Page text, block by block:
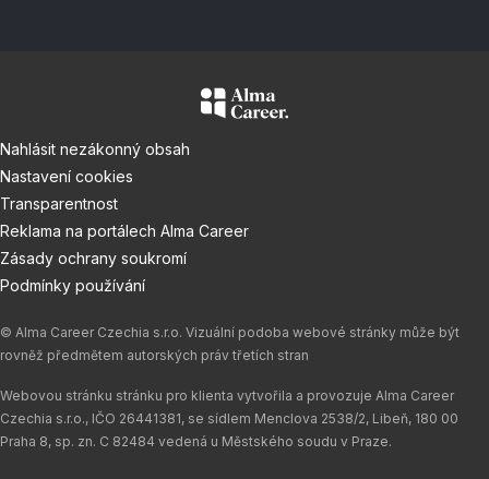
Nahlásit nezákonný obsah
Nastavení cookies
Transparentnost
Reklama na portálech Alma Career
Zásady ochrany soukromí
Podmínky používání
© Alma Career Czechia s.r.o. Vizuální podoba webové stránky může být
rovněž předmětem autorských práv třetích stran
Webovou stránku stránku pro klienta vytvořila a provozuje Alma Career
Czechia s.r.o., IČO 26441381, se sídlem Menclova 2538/2, Libeň, 180 00
Praha 8, sp. zn. C 82484 vedená u Městského soudu v Praze.